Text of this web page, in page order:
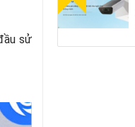
sử